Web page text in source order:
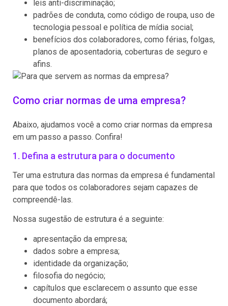
leis anti-discriminação;
padrões de conduta, como código de roupa, uso de
tecnologia pessoal e política de mídia social;
benefícios dos colaboradores, como férias, folgas,
planos de aposentadoria, coberturas de seguro e
afins.
Como criar normas de uma empresa?
Abaixo, ajudamos você a como criar normas da empresa
em um passo a passo. Confira!
1. Defina a estrutura para o documento
Ter uma estrutura das normas da empresa é fundamental
para que todos os colaboradores sejam capazes de
compreendê-las.
Nossa sugestão de estrutura é a seguinte:
apresentação da empresa;
dados sobre a empresa;
identidade da organização;
filosofia do negócio;
capítulos que esclarecem o assunto que esse
documento abordará;